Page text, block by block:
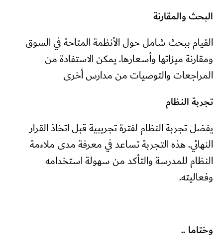
البحث والمقارنة
القيام ببحث شامل حول الأنظمة المتاحة في السوق
ومقارنة ميزاتها وأسعارها. يمكن الاستفادة من
المراجعات والتوصيات من مدارس أخرى
تجربة النظام
يفضل تجربة النظام لفترة تجريبية قبل اتخاذ القرار
النهائي. هذه التجربة تساعد في معرفة مدى ملاءمة
النظام للمدرسة والتأكد من سهولة استخدامه
وفعاليته.
وختاما ..